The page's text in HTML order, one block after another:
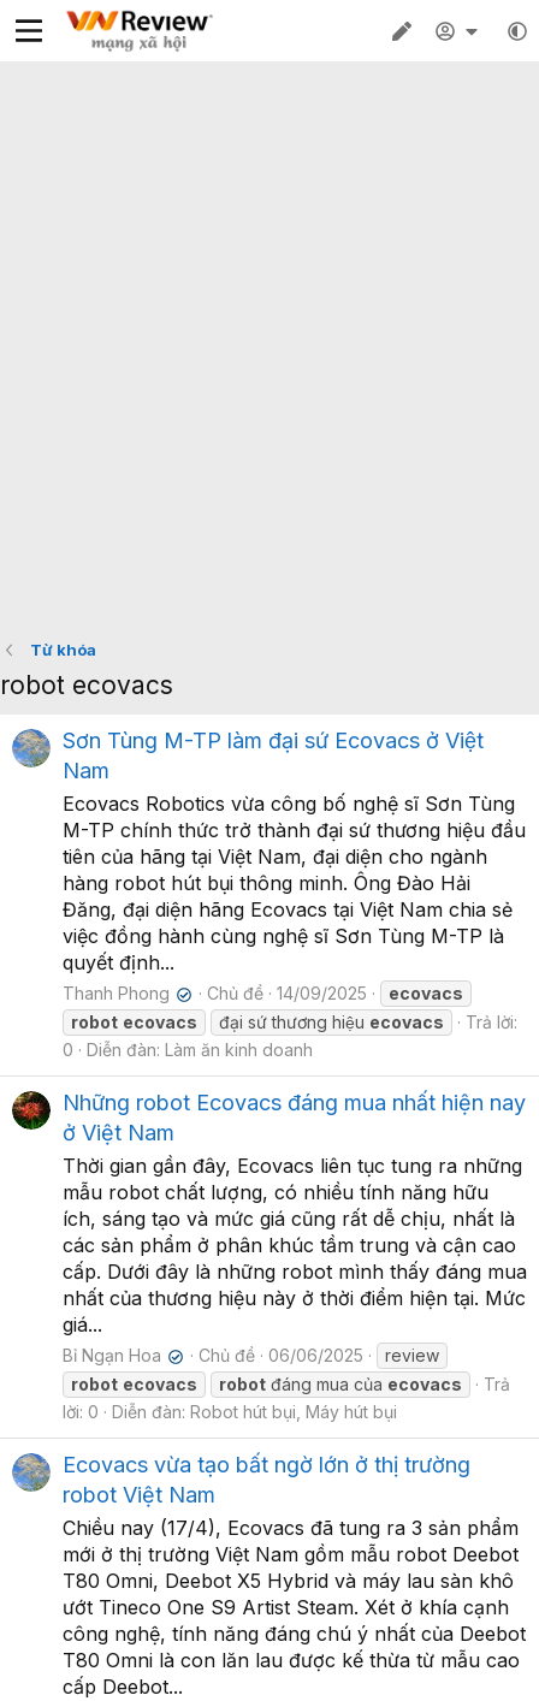
Từ khóa
robot ecovacs
Sơn Tùng M-TP làm đại sứ Ecovacs ở Việt
Nam
Ecovacs Robotics vừa công bố nghệ sĩ Sơn Tùng
M-TP chính thức trở thành đại sứ thương hiệu đầu
tiên của hãng tại Việt Nam, đại diện cho ngành
hàng robot hút bụi thông minh. Ông Đào Hải
Đăng, đại diện hãng Ecovacs tại Việt Nam chia sẻ
việc đồng hành cùng nghệ sĩ Sơn Tùng M-TP là
quyết định...
Thanh Phong ✔ Chủ đề 14/09/2025
ecovacs
robot ecovacs đại sứ thương hiệu ecovacs
Trả lời:
0
Diễn đàn: Làm ăn kinh doanh
Những robot Ecovacs đáng mua nhất hiện nay
ở Việt Nam
Thời gian gần đây, Ecovacs liên tục tung ra những
mẫu robot chất lượng, có nhiều tính năng hữu
ích, sáng tạo và mức giá cũng rất dễ chịu, nhất là
các sản phẩm ở phân khúc tầm trung và cận cao
cấp. Dưới đây là những robot mình thấy đáng mua
nhất của thương hiệu này ở thời điểm hiện tại. Mức
giá...
Bỉ Ngạn Hoa ✔ Chủ đề 06/06/2025
review
robot ecovacs robot đáng mua của ecovacs
Trả
lời: 0
Diễn đàn: Robot hút bụi, Máy hút bụi
Ecovacs vừa tạo bất ngờ lớn ở thị trường
robot Việt Nam
Chiều nay (17/4), Ecovacs đã tung ra 3 sản phẩm
mới ở thị trường Việt Nam gồm mẫu robot Deebot
T80 Omni, Deebot X5 Hybrid và máy lau sàn khô
ướt Tineco One S9 Artist Steam. Xét ở khía cạnh
công nghệ, tính năng đáng chú ý nhất của Deebot
T80 Omni là con lăn lau được kế thừa từ mẫu cao
cấp Deebot...